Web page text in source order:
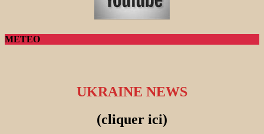
METEO
UKRAINE NEWS
(cliquer ici)